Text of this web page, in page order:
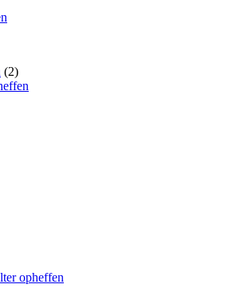
(2)
opheffen